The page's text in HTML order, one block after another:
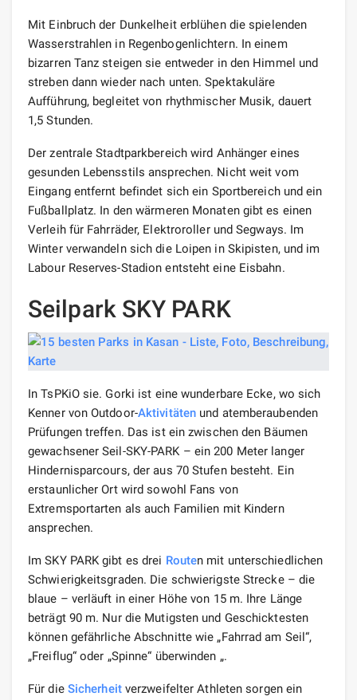
Mit Einbruch der Dunkelheit erblühen die spielenden
Wasserstrahlen in Regenbogenlichtern. In einem
bizarren Tanz steigen sie entweder in den Himmel und
streben dann wieder nach unten. Spektakuläre
Aufführung, begleitet von rhythmischer Musik, dauert
1,5 Stunden.
Der zentrale Stadtparkbereich wird Anhänger eines
gesunden Lebensstils ansprechen. Nicht weit vom
Eingang entfernt befindet sich ein Sportbereich und ein
Fußballplatz. In den wärmeren Monaten gibt es einen
Verleih für Fahrräder, Elektroroller und Segways. Im
Winter verwandeln sich die Loipen in Skipisten, und im
Labour Reserves-Stadion entsteht eine Eisbahn.
Seilpark SKY PARK
In TsPKiO sie. Gorki ist eine wunderbare Ecke, wo sich
Kenner von Outdoor-Aktivitäten und atemberaubenden
Prüfungen treffen. Das ist ein zwischen den Bäumen
gewachsener Seil-SKY-PARK – ein 200 Meter langer
Hindernisparcours, der aus 70 Stufen besteht. Ein
erstaunlicher Ort wird sowohl Fans von
Extremsportarten als auch Familien mit Kindern
ansprechen.
Im SKY PARK gibt es drei Routen mit unterschiedlichen
Schwierigkeitsgraden. Die schwierigste Strecke – die
blaue – verläuft in einer Höhe von 15 m. Ihre Länge
beträgt 90 m. Nur die Mutigsten und Geschicktesten
können gefährliche Abschnitte wie „Fahrrad am Seil“,
„Freiflug“ oder „Spinne“ überwinden „.
Für die Sicherheitverzweifelter Athleten sorgen ein